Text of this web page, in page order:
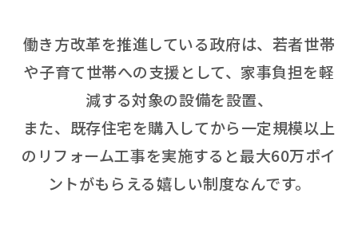
働き方改革を推進している政府は、若者世帯
や子育て世帯への支援として、家事負担を軽
減する対象の設備を設置、
また、既存住宅を購入してから一定規模以上
のリフォーム工事を実施すると最大60万ポイ
ントがもらえる嬉しい制度なんです。